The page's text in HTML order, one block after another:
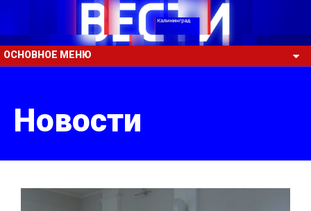
ОСНОВНОЕ МЕНЮ
Новости